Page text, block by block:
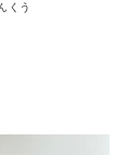
くう